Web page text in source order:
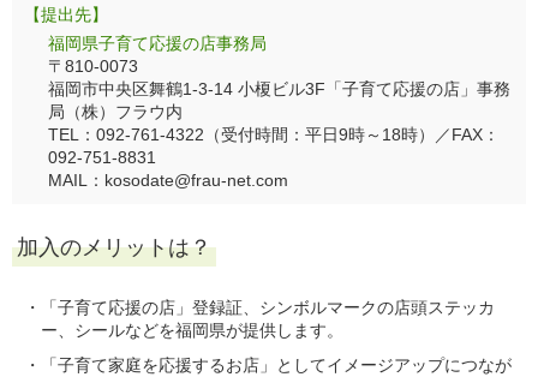
【提出先】
福岡県子育て応援の店事務局
〒810-0073
福岡市中央区舞鶴1-3-14 小榎ビル3F「子育て応援の店」事務
局（株）フラウ内
TEL：092-761-4322（受付時間：平日9時～18時）／FAX：
092-751-8831
MAIL：kosodate@frau-net.com
加入のメリットは？
「子育て応援の店」登録証、シンボルマークの店頭ステッカ
ー、シールなどを福岡県が提供します。
「子育て家庭を応援するお店」としてイメージアップにつなが